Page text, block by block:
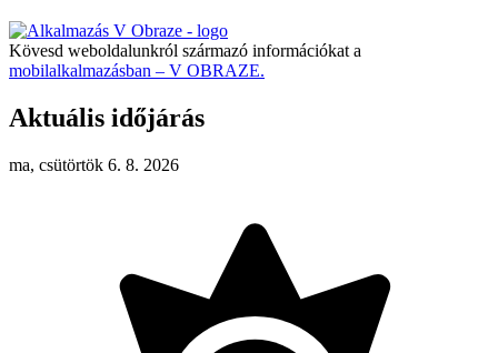
Kövesd weboldalunkról származó információkat a
mobilalkalmazásban – V OBRAZE.
Aktuális időjárás
ma, csütörtök 6. 8. 2026